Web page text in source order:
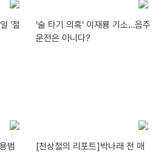
‘절
‘술 타기 의혹’ 이재룡 기소…음주
운전은 아니다?
범
[천상철의 리포트]박나래 전 매